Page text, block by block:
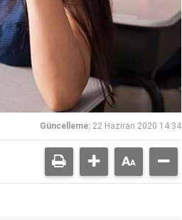
Güncelleme: 22 Haziran 2020 14:34